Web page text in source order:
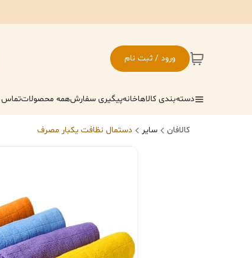
ورود / ثبت نام
دسته‌بندی کالاهاخانهپیگیری سفارشهمه محصولاتتماس
کالافان سایر دستمال نظافت یکبار مصرف